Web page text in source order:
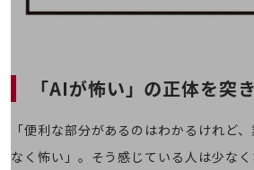
IOT完了済みメーカーブランド製品
料金TOP
「AIが怖い」の正体を突
「便利な部分があるのはわかるけれど
なく怖い」。そう感じている人は少なく